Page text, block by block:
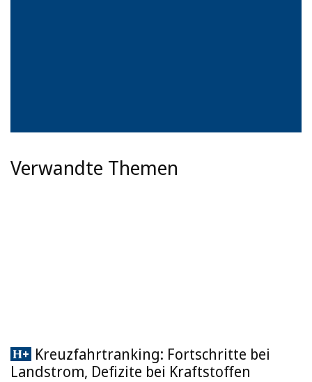
Verwandte Themen
Kreuzfahrtranking: Fortschritte bei
Landstrom, Defizite bei Kraftstoffen